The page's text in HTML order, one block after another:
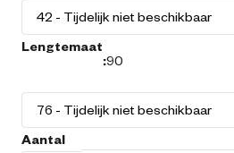
Lengtemaat
:90
Aantal